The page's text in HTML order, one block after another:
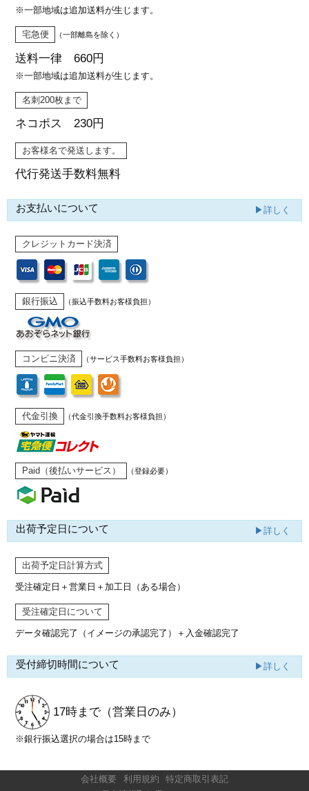
※一部地域は追加送料が生じます。
宅急便 （一部離島を除く）
送料一律 660円
※一部地域は追加送料が生じます。
名刺200枚まで
ネコポス 230円
お客様名で発送します。
代行発送手数料無料
お支払いについて ▶詳しく
クレジットカード決済
銀行振込 （振込手数料お客様負担）
コンビニ決済 （サービス手数料お客様負担）
代金引換 （代金引換手数料お客様負担）
Paid（後払いサービス） （登録必要）
出荷予定日について ▶詳しく
出荷予定日計算方式
受注確定日＋営業日＋加工日（ある場合）
受注確定日について
データ確認完了（イメージの承認完了） ＋入金確認完了
受付締切時間について ▶詳しく
17時まで （営業日のみ）
※銀行振込選択の場合は15時まで
会社概要 利用規約
特定商取引表記